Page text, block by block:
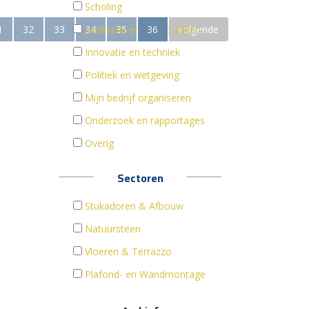
32 33 34 35 36 volgende
Scholing
Juridische en fiscale zaken
Innovatie en techniek
Politiek en wetgeving
Mijn bedrijf organiseren
Onderzoek en rapportages
Overig
Sectoren
Stukadoren & Afbouw
Natuursteen
Vloeren & Terrazzo
Plafond- en Wandmontage